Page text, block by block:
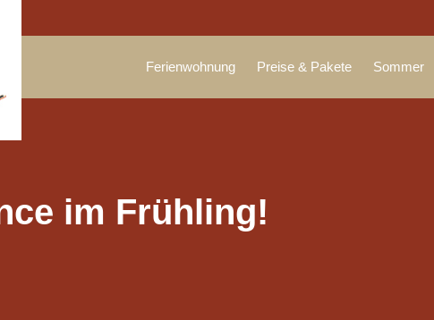
Ferienwohnung Preise & Pakete Sommer
im Frühling!